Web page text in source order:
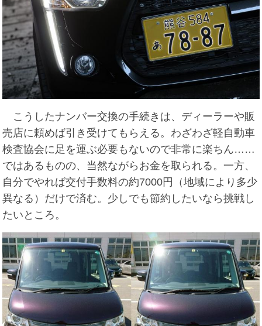
こうしたナンバー交換の手続きは、ディーラーや販
売店に頼めば引き受けてもらえる。わざわざ軽自動車
検査協会に足を運ぶ必要もないので非常に楽ちん……
ではあるものの、当然ながらお金を取られる。一方、
自分でやれば交付手数料の約7000円（地域により多少
異なる）だけで済む。少しでも節約したいなら挑戦し
たいところ。